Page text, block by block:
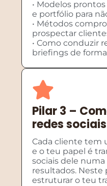
• Modelos
e portfólio para
• Métodos
prospectar
• Como conduzir
briefings de
Pilar 3 –
redes
Cada cliente tem
e o teu papel é
sociais dele
resultados. Neste
estruturar o teu